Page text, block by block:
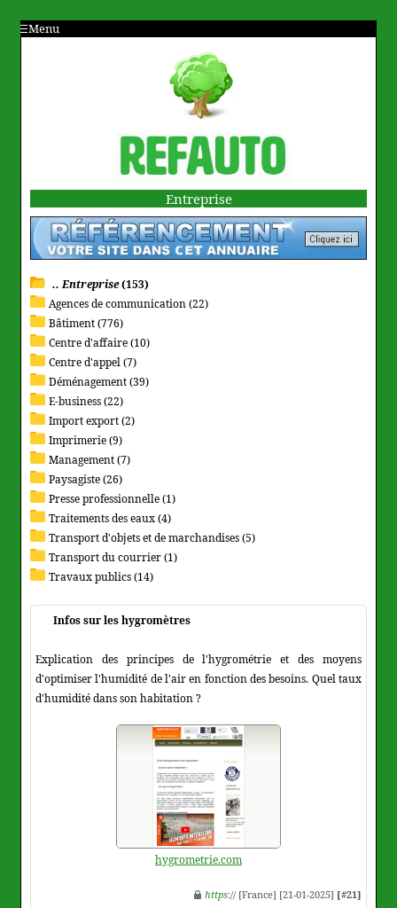
Menu
Entreprise
.. Entreprise(153)
Agences de communication (22)
Bâtiment (776)
Centre d'affaire (10)
Centre d'appel (7)
Déménagement (39)
E-business (22)
Import export (2)
Imprimerie (9)
Management (7)
Paysagiste (26)
Presse professionnelle (1)
Traitements des eaux (4)
Transport d'objets et de marchandises (5)
Transport du courrier (1)
Travaux publics (14)
Infos sur les hygromètres
Explication des principes de l'hygrométrie et des moyens
d'optimiser l'humidité de l'air en fonction des besoins. Quel taux
d'humidité dans son habitation ?
hygrometrie.com
https:// [France] [21-01-2025] [#21]